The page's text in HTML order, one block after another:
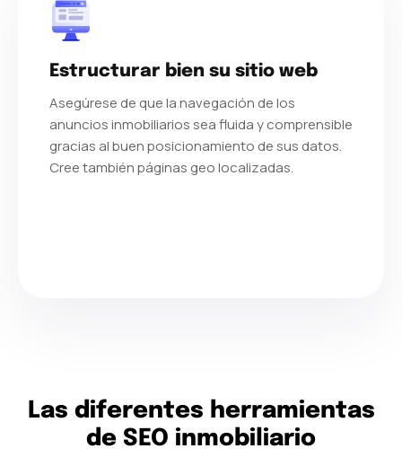
Estructurar bien su sitio web
Asegúrese de que la navegación de los
anuncios inmobiliarios sea fluida y comprensible
gracias al buen posicionamiento de sus datos.
Cree también páginas geo localizadas.
Las diferentes herramientas
de SEO inmobiliario